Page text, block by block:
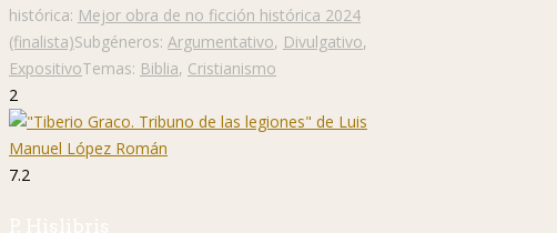
histórica: Mejor obra de no ficción histórica 2024
(finalista)Subgéneros: Argumentativo, Divulgativo,
ExpositivoTemas: Biblia, Cristianismo
2
7.2
P. Hislibris